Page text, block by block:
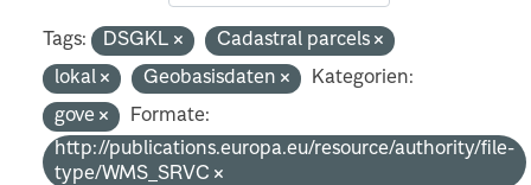
Tags: DSGKL
Cadastral parcels
lokal
Geobasisdaten
Kategorien:
gove
Formate:
http://publications.europa.eu/resource/authority/file-
type/WMS_SRVC